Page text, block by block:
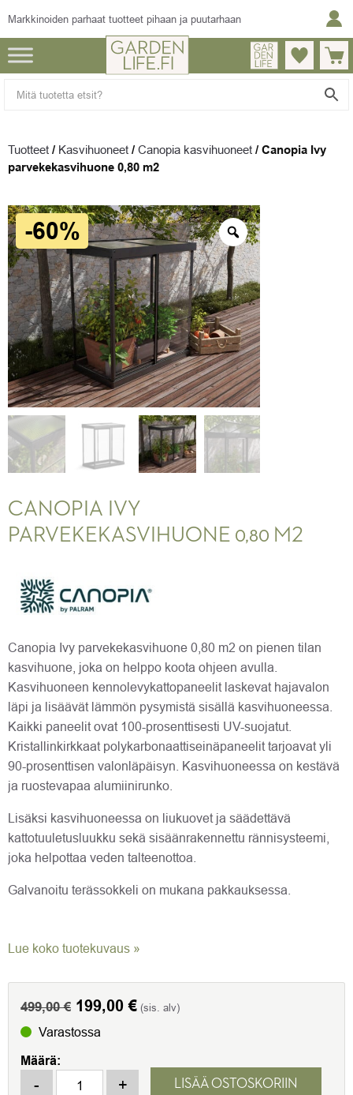
Markkinoiden parhaat tuotteet pihaan ja puutarhaan
Tuotteet / Kasvihuoneet / Canopia kasvihuoneet / Canopia Ivy
parvekekasvihuone 0,80 m2
-60%
CANOPIA IVY
PARVEKEKASVIHUONE 0,80 M2
Canopia Ivy parvekekasvihuone 0,80 m2 on pienen tilan
kasvihuone, joka on helppo koota ohjeen avulla.
Kasvihuoneen kennolevykattopaneelit laskevat hajavalon
läpi ja lisäävät lämmön pysymistä sisällä kasvihuoneessa.
Kaikki paneelit ovat 100-prosenttisesti UV-suojatut.
Kristallinkirkkaat polykarbonaattiseinäpaneelit tarjoavat yli
90-prosenttisen valonläpäisyn. Kasvihuoneessa on kestävä
ja ruostevapaa alumiinirunko.
Lisäksi kasvihuoneessa on liukuovet ja säädettävä
kattotuuletusluukku sekä sisäänrakennettu rännisysteemi,
joka helpottaa veden talteenottoa.
Galvanoitu terässokkeli on mukana pakkauksessa.
Lue koko tuotekuvaus »
499,00€ Alkuperäinen
hinta
499,00 €.
199,00€Nykyinen
199,00 €.
(sis. alv)
Varastossa
Määrä:
Canopia Ivy parvekekasvihuone 0,80 m2 määrä
- + LISÄÄ OSTOSKORIIN